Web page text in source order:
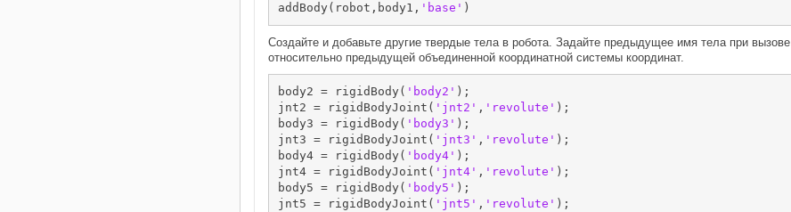
addBody(robot,body1, 'base' )
Создайте и добавьте другие твердые тела в робота. Задайте предыдущее имя тела при вызове
относительно предыдущей объединенной координатной системы координат.
body2 = rigidBody( 'body2' );
jnt2 = rigidBodyJoint( 'jnt2' , 'revolute' );
body3 = rigidBody( 'body3' );
jnt3 = rigidBodyJoint( 'jnt3' , 'revolute' );
body4 = rigidBody( 'body4' );
jnt4 = rigidBodyJoint( 'jnt4' , 'revolute' );
body5 = rigidBody( 'body5' );
jnt5 = rigidBodyJoint( 'jnt5' , 'revolute' );